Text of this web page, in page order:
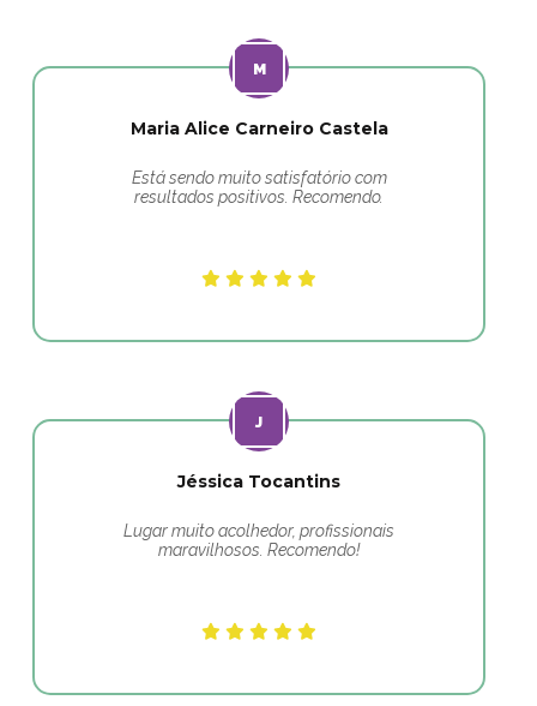
Maria Alice Carneiro Castela
Está sendo muito satisfatório com
resultados positivos. Recomendo.
Jéssica Tocantins
Lugar muito acolhedor, profissionais
maravilhosos. Recomendo!